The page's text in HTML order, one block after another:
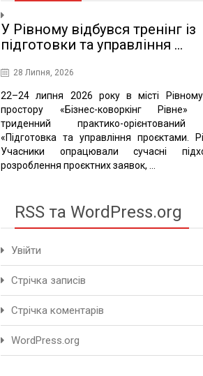
У Рівному відбувся тренінг із
підготовки та управління ...
28 Липня, 2026
22–24 липня 2026 року в місті
простору «Бізнес-коворкінг Рівне»
триденний практико-орієнтований
«Підготовка та управління проєктами.
Учасники опрацювали сучасні
розроблення проєктних заявок, ...
RSS та WordPress.org
Увійти
Стрічка записів
Стрічка коментарів
WordPress.org